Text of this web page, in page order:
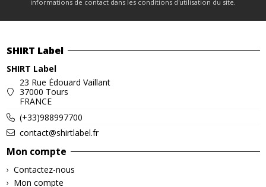
informations de contact dans les conditions d'utilisation du site.
SHIRT Label
SHIRT Label
23 Rue Édouard Vaillant
37000 Tours
FRANCE
(+33)988997700
contact@shirtlabel.fr
Mon compte
Contactez-nous
Mon compte